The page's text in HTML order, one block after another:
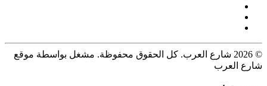
© 2026 شارع العرب. كل الحقوق محفوظة. مشغل بواسطة موقع
شارع العرب